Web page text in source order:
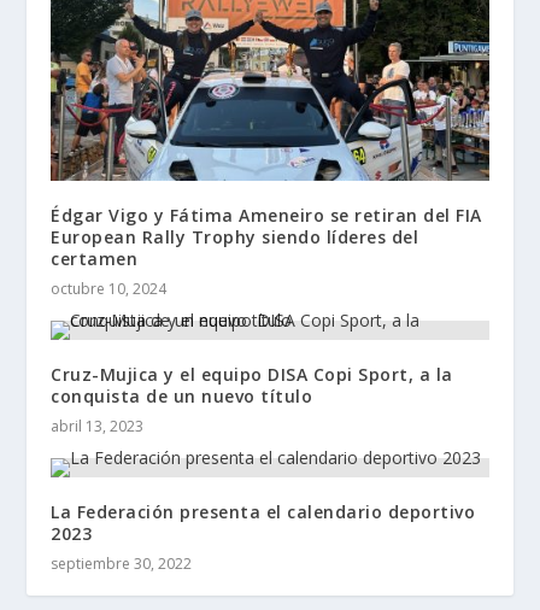
Édgar Vigo y Fátima Ameneiro se retiran del FIA
European Rally Trophy siendo líderes del
certamen
octubre 10, 2024
Cruz-Mujica y el equipo DISA Copi Sport, a la
conquista de un nuevo título
abril 13, 2023
La Federación presenta el calendario deportivo
2023
septiembre 30, 2022